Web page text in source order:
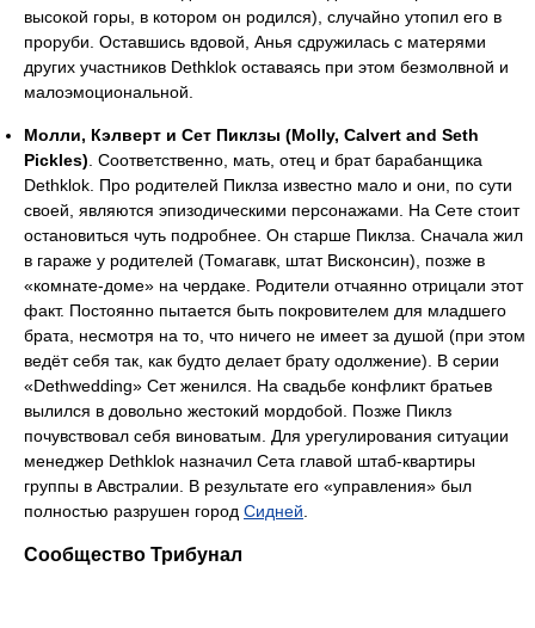
высокой горы, в котором он родился), случайно утопил его в
проруби. Оставшись вдовой, Анья сдружилась с матерями
других участников Dethklok оставаясь при этом безмолвной и
малоэмоциональной.
Молли, Кэлверт и Сет Пиклзы (Molly, Calvert and Seth
Pickles) . Соответственно, мать, отец и брат барабанщика
Dethklok. Про родителей Пиклза известно мало и они, по сути
своей, являются эпизодическими персонажами. На Сете стоит
остановиться чуть подробнее. Он старше Пиклза. Сначала жил
в гараже у родителей (Томагавк, штат Висконсин), позже в
«комнате-доме» на чердаке. Родители отчаянно отрицали этот
факт. Постоянно пытается быть покровителем для младшего
брата, несмотря на то, что ничего не имеет за душой (при этом
ведёт себя так, как будто делает брату одолжение). В серии
«Dethwedding» Сет женился. На свадьбе конфликт братьев
вылился в довольно жестокий мордобой. Позже Пиклз
почувствовал себя виноватым. Для урегулирования ситуации
менеджер Dethklok назначил Сета главой штаб-квартиры
группы в Австралии. В результате его «управления» был
полностью разрушен город Сидней
Сообщество Трибунал